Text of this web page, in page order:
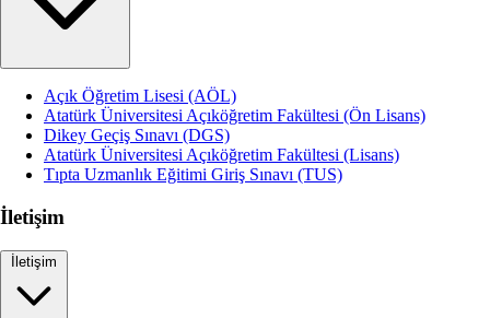
Açık Öğretim Lisesi (AÖL)
Atatürk Üniversitesi Açıköğretim Fakültesi (Ön Lisans)
Dikey Geçiş Sınavı (DGS)
Atatürk Üniversitesi Açıköğretim Fakültesi (Lisans)
Tıpta Uzmanlık Eğitimi Giriş Sınavı (TUS)
İletişim
İletişim